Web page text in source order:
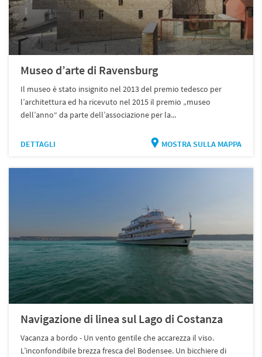
Museo d’arte di Ravensburg
Il museo è stato insignito nel 2013 del premio tedesco per
l’architettura ed ha ricevuto nel 2015 il premio „museo
dell’anno“ da parte dell’associazione per la...
DETTAGLI MOSTRA SULLA MAPPA
Navigazione di linea sul Lago di Costanza
Vacanza a bordo - Un vento gentile che accarezza il viso.
L’inconfondibile brezza fresca del Bodensee. Un bicchiere di